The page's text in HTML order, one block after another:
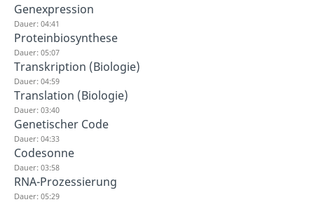
Genexpression
Dauer: 04:41
Proteinbiosynthese
Dauer: 05:07
Transkription (Biologie)
Dauer: 04:59
Translation (Biologie)
Dauer: 03:40
Genetischer Code
Dauer: 04:33
Codesonne
Dauer: 03:58
RNA-Prozessierung
Dauer: 05:29